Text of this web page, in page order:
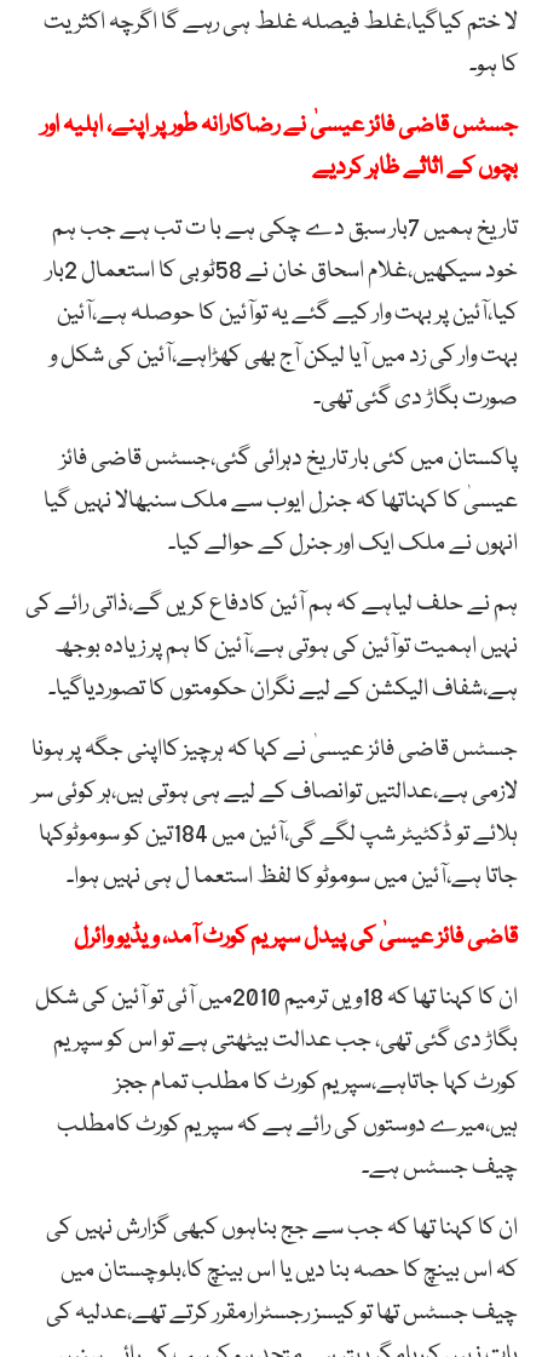
لا ختم کیاگیا،غلط فیصلہ غلط ہی رہے گا اگرچہ اکثریت
کا ہو۔
جسٹس قاضی فائز عیسیٰ نے رضاکارانہ طور پر اپنے، اہلیہ اور
بچوں کے اثاثے ظاہر کردیے
تاریخ ہمیں 7بار سبق دے چکی ہے با ت تب ہے جب ہم
خود سیکھیں،غلام اسحاق خان نے 58ٹوبی کا استعمال 2بار
کیا،آئین پر بہت وار کیے گئے یہ توآئین کا حوصلہ ہے،آئین
بہت وار کی زد میں آیا لیکن آج بھی کھڑاہے،آئین کی شکل و
صورت بگاڑ دی گئی تھی۔
پاکستان میں کئی بار تاریخ دہرائی گئی،جسٹس قاضی فائز
عیسیٰ کا کہناتھا کہ جنرل ایوب سے ملک سنبھالا نہیں گیا
انہوں نے ملک ایک اور جنرل کے حوالے کیا۔
ہم نے حلف لیاہے کہ ہم آئین کادفاع کریں گے،ذاتی رائے کی
نہیں اہمیت توآئین کی ہوتی ہے،آئین کا ہم پر زیادہ بوجھ
ہے،شفاف الیکشن کے لیے نگران حکومتوں کا تصوردیاگیا۔
جسٹس قاضی فائز عیسیٰ نے کہا کہ ہرچیز کااپنی جگہ پر ہونا
لازمی ہے،عدالتیں توانصاف کے لیے ہی ہوتی ہیں،ہر کوئی سر
ہلائے تو ڈکٹیٹر شپ لگے گی،آئین میں 184تین کو سوموٹوکہا
جاتا ہے،آئین میں سوموٹو کا لفظ استعما ل ہی نہیں ہوا۔
قاضی فائز عیسیٰ کی پیدل سپریم کورٹ آمد، ویڈیو وائرل
ان کا کہنا تھا کہ 18ویں ترمیم 2010میں آئی تو آئین کی شکل
بگاڑ دی گئی تھی، جب عدالت بیٹھتی ہے تو اس کو سپریم
کورٹ کہا جاتاہے،سپریم کورٹ کا مطلب تمام ججز
ہیں،میرے دوستوں کی رائے ہے کہ سپریم کورٹ کامطلب
چیف جسٹس ہے۔
ان کا کہنا تھا کہ جب سے جج بناہوں کبھی گزارش نہیں کی
کہ اس بینچ کا حصہ بنا دیں یا اس بینچ کا،بلوچستان میں
چیف جسٹس تھا تو کیسز رجسٹرارمقرر کرتے تھے،عدلیہ کی